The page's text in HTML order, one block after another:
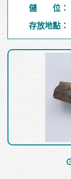
儲 位：
存放地點：